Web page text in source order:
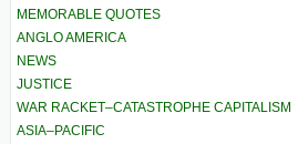
MEMORABLE QUOTES
ANGLO AMERICA
NEWS
JUSTICE
WAR RACKET–CATASTROPHE CAPITALISM
ASIA–PACIFIC